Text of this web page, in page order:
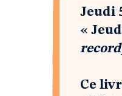
Jeudi
«
Ce